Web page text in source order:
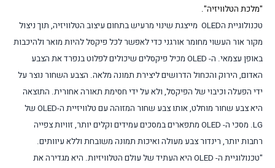
"מלכת הטלוויזיה".
טכנולוגיית הOLED מייצגת שינוי מרעיש בתחום עיצוב הטלוויזיה, תוך ניצול
מקור אור העשוי מחומר אורגני כדי לאפשר לכל פיקסל להיות מואר ולהיכבות
באופן עצמאי. ה- OLED מכיל פיקסלים שיכולים לפלוט בנפרד את הצבע
האדום, הירוק והכחול הדרושים ליצירת תמונה מלאה. הצבע השחור נוצר על
ידי הפעלה וכיבוי של הפיקסל, ולא על ידי חסימת תאורה אחורית. התוצאה
היא צבע שחור מוחלט, אותו צבע שחור המזוהה עם טלוויזיית ה-OLED של
LG. מסכי ה- OLED מתפארים במסכים עמידים וקלים יותר, זוויות צפייה
רחבות יותר, רינדור צבע מעולה ואיכות תמונה משובחת וללא עיוותים.
"טכנולוגיית ה- OLED היא העתיד של עולם הטלוויזיות. היא מגדירה את